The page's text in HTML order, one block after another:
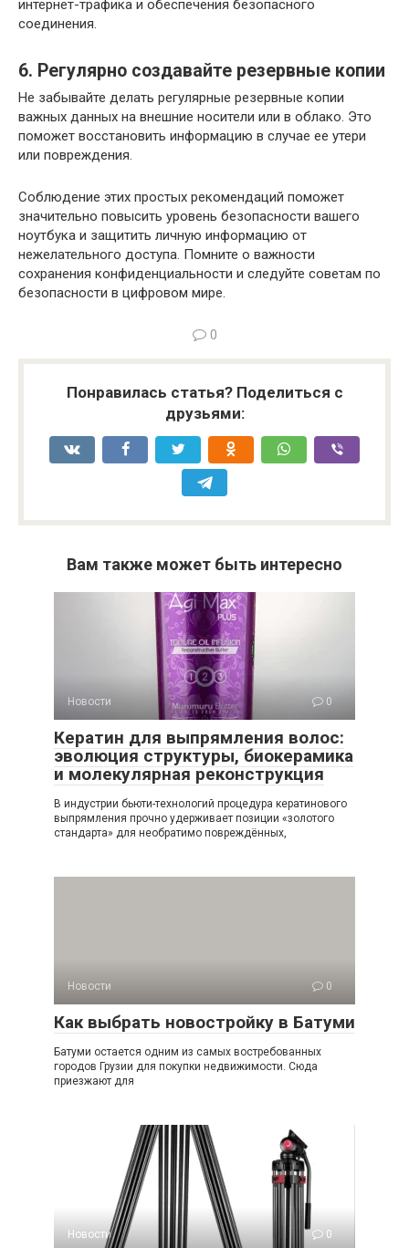
интернет-трафика и обеспечения безопасного
соединения.
6. Регулярно создавайте резервные копии
Не забывайте делать регулярные резервные копии
важных данных на внешние носители или в облако. Это
поможет восстановить информацию в случае ее утери
или повреждения.
Соблюдение этих простых рекомендаций поможет
значительно повысить уровень безопасности вашего
ноутбука и защитить личную информацию от
нежелательного доступа. Помните о важности
сохранения конфиденциальности и следуйте советам по
безопасности в цифровом мире.
0
Понравилась статья? Поделиться с
друзьями:
Вам также может быть интересно
Новости 0
Кератин для выпрямления волос:
эволюция структуры, биокерамика
и молекулярная реконструкция
В индустрии бьюти-технологий процедура кератинового
выпрямления прочно удерживает позиции «золотого
стандарта» для необратимо повреждённых,
Новости 0
Как выбрать новостройку в Батуми
Батуми остается одним из самых востребованных
городов Грузии для покупки недвижимости. Сюда
приезжают для
Новости 0